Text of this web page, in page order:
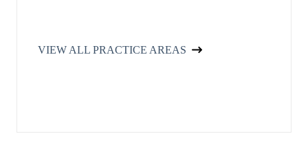
VIEW ALL PRACTICE AREAS